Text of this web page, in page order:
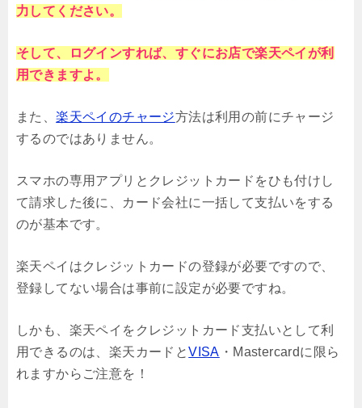
力してください。
そして、ログインすれば、すぐにお店で楽天ペイが利
用できますよ。
また、楽天ペイのチャージ方法は利用の前にチャージ
するのではありません。
スマホの専用アプリとクレジットカードをひも付けし
て請求した後に、カード会社に一括して支払いをする
のが基本です。
楽天ペイはクレジットカードの登録が必要ですので、
登録してない場合は事前に設定が必要ですね。
しかも、楽天ペイをクレジットカード支払いとして利
用できるのは、楽天カードとVISA ・Mastercardに限ら
れますからご注意を！